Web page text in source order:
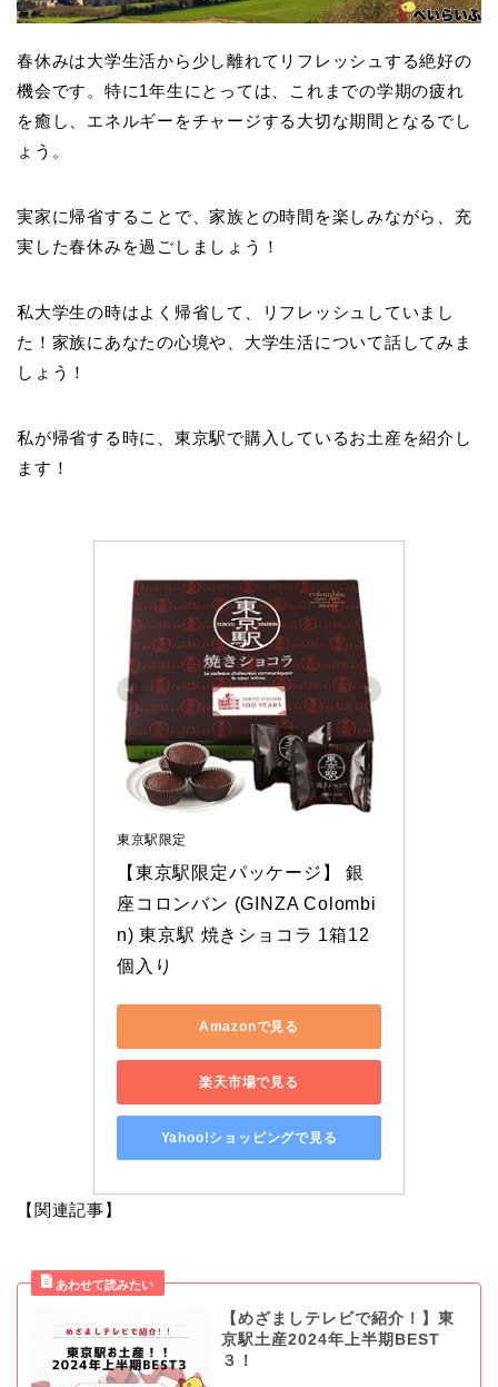
春休みは大学生活から少し離れてリフレッシュする絶好の
機会です。特に1年生にとっては、これまでの学期の疲れ
を癒し、エネルギーをチャージする大切な期間となるでし
ょう。
実家に帰省することで、家族との時間を楽しみながら、充
実した春休みを過ごしましょう！
私大学生の時はよく帰省して、リフレッシュしていまし
た！家族にあなたの心境や、大学生活について話してみま
しょう！
私が帰省する時に、東京駅で購入しているお土産を紹介し
ます！
東京駅限定
【東京駅限定パッケージ】 銀
座コロンバン (GINZA Colombi
n) 東京駅 焼きショコラ 1箱12
個入り
Amazonで見る
楽天市場で見る
Yahoo!ショッピングで見る
【関連記事】
【めざましテレビで紹介！】東
京駅土産2024年上半期BEST
３！